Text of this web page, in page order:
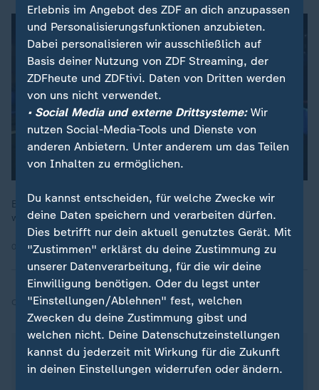
Bei einer Schießerei in Köln sind zwei Männer schwer verletzt
worden.
01.12.2025 | 1:07 min
Quelle:dpa
Über das Thema berichtete hallo deutschland in
demBeitrag "Schüsse in Hamburger
Erlebnis im Angebot des ZDF an dich anzupassen
und Personalisierungsfunktionen anzubieten.
Dabei personalisieren wir ausschließlich auf
Basis deiner Nutzung von ZDF Streaming, der
ZDFheute und ZDFtivi. Daten von Dritten werden
von uns nicht verwendet.
• Social Media und externe Drittsysteme:Wir
nutzen Social-Media-Tools und Dienste von
anderen Anbietern. Unter anderem um das Teilen
von Inhalten zu ermöglichen.
Du kannst entscheiden, für welche Zwecke wir
deine Daten speichern und verarbeiten dürfen.
Dies betrifft nur dein aktuell genutztes Gerät. Mit
"Zustimmen" erklärst du deine Zustimmung zu
unserer Datenverarbeitung, für die wir deine
Einwilligung benötigen. Oder du legst unter
"Einstellungen/Ablehnen" fest, welchen
Zwecken du deine Zustimmung gibst und
welchen nicht. Deine Datenschutzeinstellungen
kannst du jederzeit mit Wirkung für die Zukunft
in deinen Einstellungen widerrufen oder ändern.